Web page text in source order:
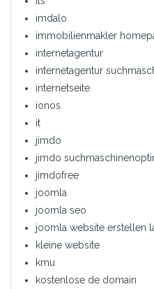
imdalo
immobilienmakler
internetagentur
internetagentur
internetseite
ionos
it
jimdo
jimdo
jimdofree
joomla
joomla seo
joomla website erstellen
kleine website
kmu
kostenlose de domain